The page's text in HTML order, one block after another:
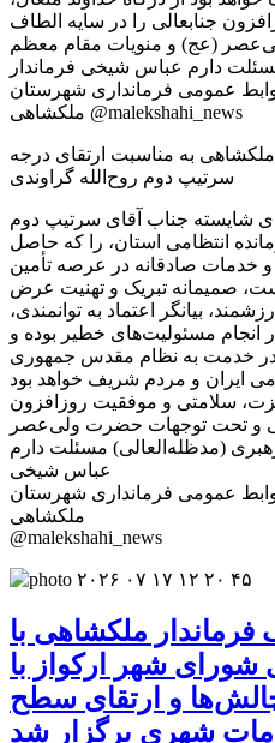
ملکشاهی به مناسبت ارتقای درجه
سرتیپ دوم روح‌الله گراوندی
شایسته جناب آقای سرتیپ دوم
انتظامی استان، را که حاصل
خدمات صادقانه در عرصه تأمین
صمیمانه تبریک و تهنیت عرض
بیانگر اعتماد به توانمندی،
انجام مسئولیت‌های خطیر بوده و
در خدمت به نظام مقدس جمهوری
ایران و مردم شریف خواهد بود
عزت، سلامتی و موفقیت روزافزون
و تحت توجهات حضرت ولی‌عصر
(مدظله‌العالی) مسئلت دارم
عباس شیخی
عمومی فرمانداری شهرستان
ملکشاهی
@malekshahi_news
ملکشاهی با
شهر ارکواز با
و ارتقای سطح
شهری برگزار شد